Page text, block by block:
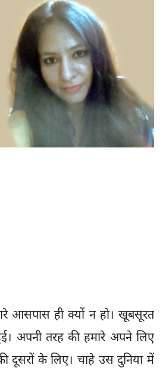
आसपास ही क्यों न हो। खूबसूरत
अपनी तरह की हमारे अपने लिए
दूसरों के लिए। चाहे उस दुनिया में